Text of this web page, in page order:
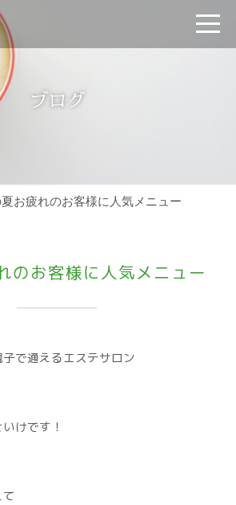
ブログ
夏お疲れのお客様に人気メニュー
のお客様に人気メニュー
で通えるエステサロン
けです！